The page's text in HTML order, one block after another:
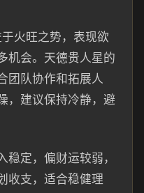
火旺之势，表现欲
机会。天德贵人星的
团队协作和拓展人
，建议保持冷静，避
定，偏财运较弱，
收支，适合稳健理